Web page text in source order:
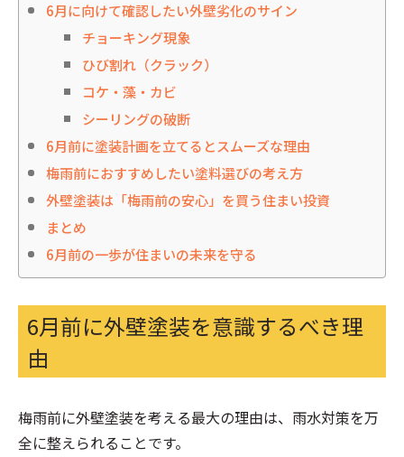
6月に向けて確認したい外壁劣化のサイン
チョーキング現象
ひび割れ（クラック）
コケ・藻・カビ
シーリングの破断
6月前に塗装計画を立てるとスムーズな理由
梅雨前におすすめしたい塗料選びの考え方
外壁塗装は「梅雨前の安心」を買う住まい投資
まとめ
6月前の一歩が住まいの未来を守る
6月前に外壁塗装を意識するべき理
由
梅雨前に外壁塗装を考える最大の理由は、雨水対策を万
全に整えられることです。